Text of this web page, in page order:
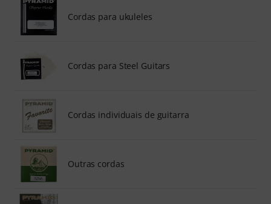
Cordas para ukuleles
Cordas para Steel Guitars
Cordas individuais de guitarra
Outras cordas